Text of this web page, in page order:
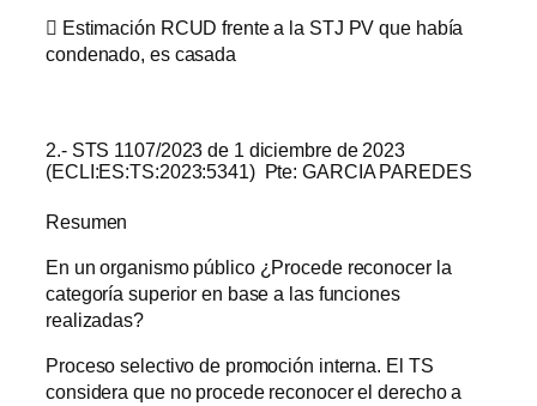
 Estimación RCUD frente a la STJ PV que había
condenado, es casada
2.- STS 1107/2023 de 1 diciembre de 2023
(ECLI:ES:TS:2023:5341) Pte: GARCIA PAREDES
Resumen
En un organismo público ¿Procede reconocer la
categoría superior en base a las funciones
realizadas?
Proceso selectivo de promoción interna. El TS
considera que no procede reconocer el derecho a